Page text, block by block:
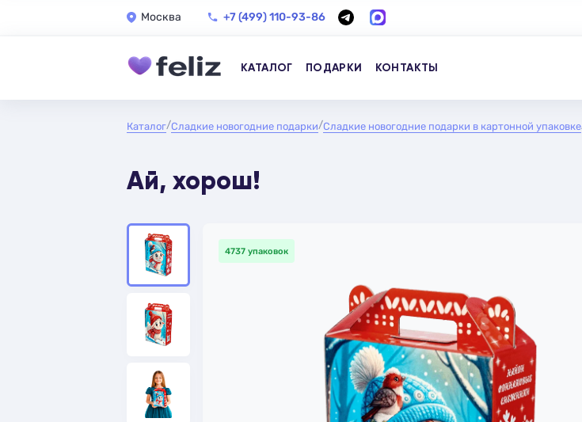
Москва +7 (499) 110-93-86
КАТАЛОГ ПОДАРКИ КОНТАКТЫ
Каталог Сладкие новогодние подарки Сладкие новогодние подарки в картонной упаковке
Ай, хорош!
4737 упаковок